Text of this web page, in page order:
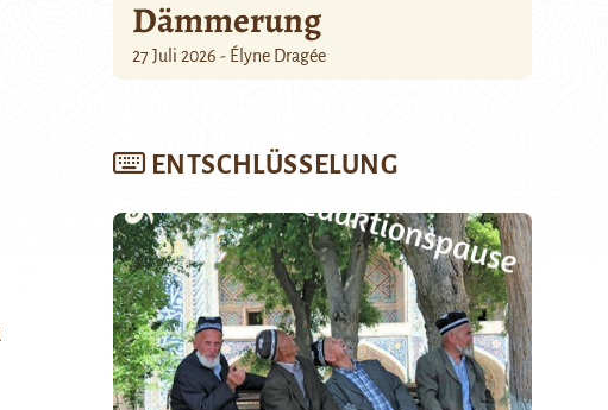
Dämmerung
27 Juli 2026 - Élyne Dragée
ENTSCHLÜSSELUNG